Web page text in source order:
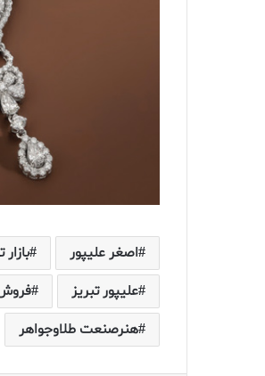
اصغر علیپور بازار
علیپور تبریز
هنرصنعت طلاوجواهر